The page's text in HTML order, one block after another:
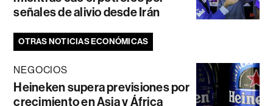
señales de alivio desde Irán
OTRAS NOTICIAS ECONÓMICAS
NEGOCIOS
Heineken supera previsiones por
crecimiento en Asia y África